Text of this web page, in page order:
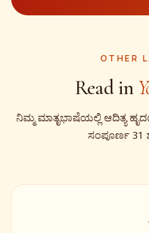
OTHER
Read in
ನಿಮ್ಮ ಮಾತೃಭಾಷೆಯಲ್ಲಿ ಆದಿತ್ಯ
ಸಂಪೂರ್ಣ 31